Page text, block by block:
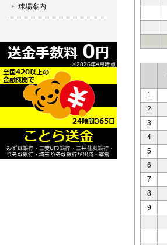
球場案内
1
2
3
4
5
6
7
8
9